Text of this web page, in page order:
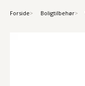
Forside Boligtilbehør